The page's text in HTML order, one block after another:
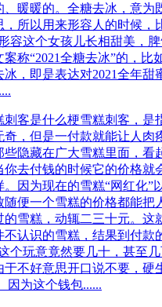
、暖暖的。全糖去冰，意为
，所以用来形容人的时候，
容这个女孩儿长相甜美，
案称“2021全糖去冰”的，比
冰，即是表达对2021全年甜
刺客是什么梗雪糕刺客，是
奇，但是一付款就能让人肉
些隐藏在广大雪糕里面，看
你去付钱的时候它的价格就
。因为现在的雪糕“网红化”
随便一个雪糕的价格都能把
的雪糕，动辄二三十元。这
不认识的雪糕，结果到付款
个玩意竟然要几十，甚至
于不好意思开口说不要，硬
因为这个钱包......